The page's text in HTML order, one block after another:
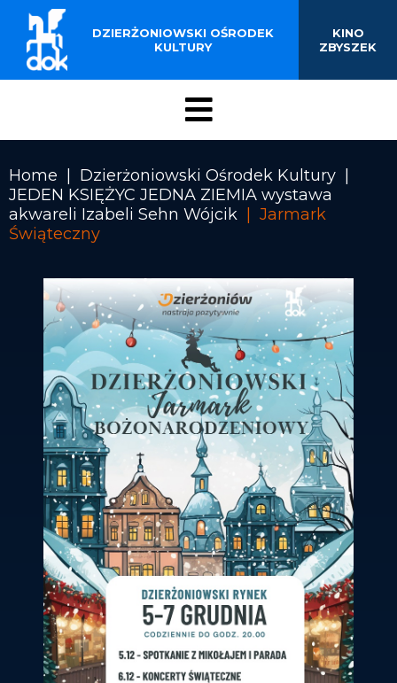
Przejdź
treści
Menu
DOK
BUDYNKU KINOTEATRU
„ZBYSZEK” W
DZIERŻONIOWIE
DZIERŻONIOWSKI OŚRODEK
KULTURY
KINO
ZBYSZEK
Ścieżka
nawigacyjna
Home
Dzierżoniowski Ośrodek Kultury
JEDEN KSIĘŻYC JEDNA ZIEMIA wystawa
akwareli Izabeli Sehn Wójcik
Jarmark
Świąteczny